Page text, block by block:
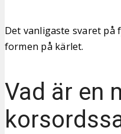
Det vanligaste svaret på
formen på kärlet.
Vad är en